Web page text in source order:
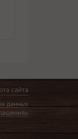
сайта
данных